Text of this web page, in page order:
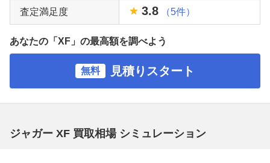
査定満足度 3.8 （5件）
あなたの「XF」の最高額を調べよう
無料 見積りスタート
ジャガー XF 買取相場 シミュレーション